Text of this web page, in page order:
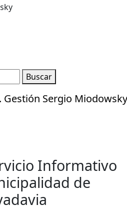
Buscar
Informativo
de